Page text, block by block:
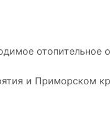
отопительное
и Приморском